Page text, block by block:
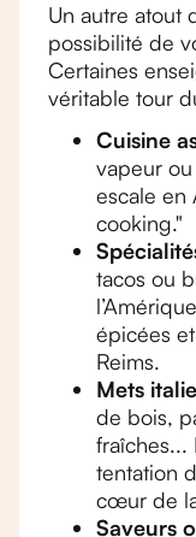
Un autre atout
possibilité de
Certaines
véritable tour
Cuisine
vapeur
escale en
cooking."
tacos ou
épicées
Reims.
Mets
de bois,
fraîches...
tentation
cœur de
Saveurs